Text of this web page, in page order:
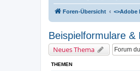
Foren-Übersicht <>Adobe
Beispielformulare &
Neues Thema
THEMEN